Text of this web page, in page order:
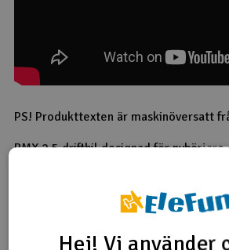
PS! Produkttexten är maskinöversatt
RMX 2.5 driftbil designad för nybörjare
även möjlighet att använda vanliga
Allt du behöver är ett 7,2V NiMh/2s
och batteri till radion.
Hej! Vi använder